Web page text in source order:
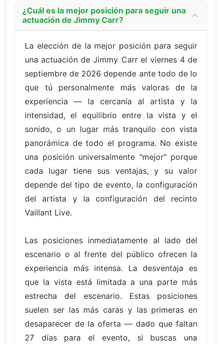
¿Cuál es la mejor posición para seguir una
actuación de Jimmy Carr?
La elección de la mejor posición para seguir
una actuación de Jimmy Carr el viernes 4 de
septiembre de 2026 depende ante todo de lo
que tú personalmente más valoras de la
experiencia — la cercanía al artista y la
intensidad, el equilibrio entre la vista y el
sonido, o un lugar más tranquilo con vista
panorámica de todo el programa. No existe
una posición universalmente "mejor" porque
cada lugar tiene sus ventajas, y su valor
depende del tipo de evento, la configuración
del artista y la configuración del recinto
Vaillant Live.
Las posiciones inmediatamente al lado del
escenario o al frente del público ofrecen la
experiencia más intensa. La desventaja es
que la vista está limitada a una parte más
estrecha del escenario. Estas posiciones
suelen ser las más caras y las primeras en
desaparecer de la oferta — dado que faltan
27 días para el evento, si buscas una